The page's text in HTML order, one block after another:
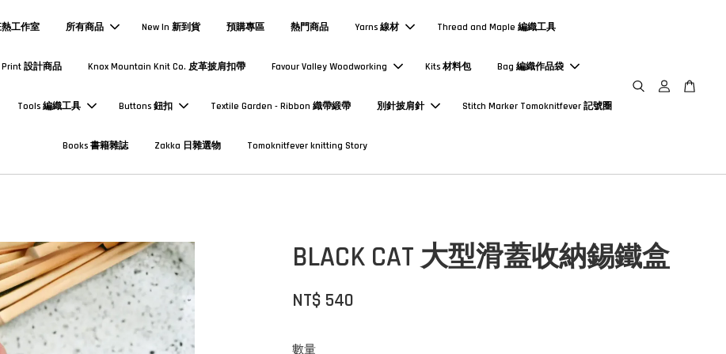
熱工作室 所有商品 New In 新到貨 預購專區 熱門商品 Yarns 線材 Thread and Maple 編織工具
Print 設計商品 Knox Mountain Knit Co. 皮革披肩扣帶 Favour Valley Woodworking Kits 材料包 Bag 編織作品袋
Tools 編織工具 Buttons 鈕扣 Textile Garden - Ribbon 織帶緞帶 別針披肩針 Stitch Marker Tomoknitfever 記號圈
Books 書籍雜誌 Zakka 日雜選物 Tomoknitfever knitting Story
BLACK CAT 大型滑蓋收納錫鐵盒
NT$ 540
數量